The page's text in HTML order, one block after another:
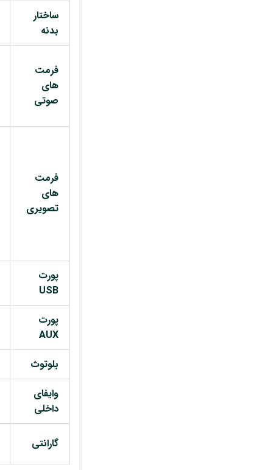
ساختار
بدنه
فرمت
های
صوتی
فرمت
های
تصویری
پورت
USB
پورت
AUX
بلوتوث
وایفای
داخلی
گارانتی